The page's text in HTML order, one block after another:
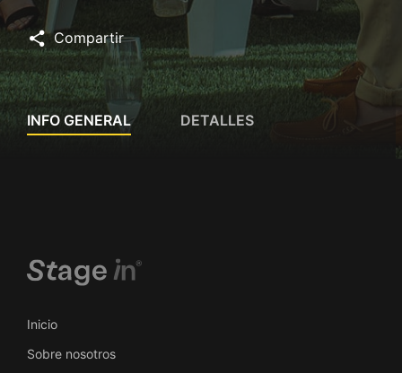
Compartir
INFO GENERAL DETALLES
Inicio
Sobre nosotros